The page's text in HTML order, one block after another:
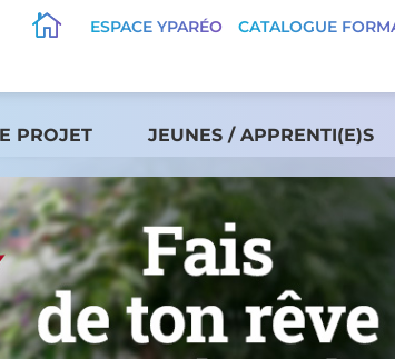
 ESPACE YPARÉO CATALOGUE
PROJET JEUNES / APPRENTI(E)S